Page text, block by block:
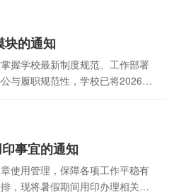
2026级新生报到季专属文旅惠民
学院全日制本科、专...
块的通知
握学校最新制度规范、工作部署
与履职规范性，学校已将2026年
制度（教学制度、科研制度、人
度、党委工作制度...
事宜的通知
使用管理，保障各项工作平稳有
，现将暑假期间用印办理相关事